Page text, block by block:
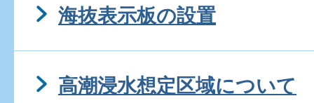
海抜表示板の設置
高潮浸水想定区域について